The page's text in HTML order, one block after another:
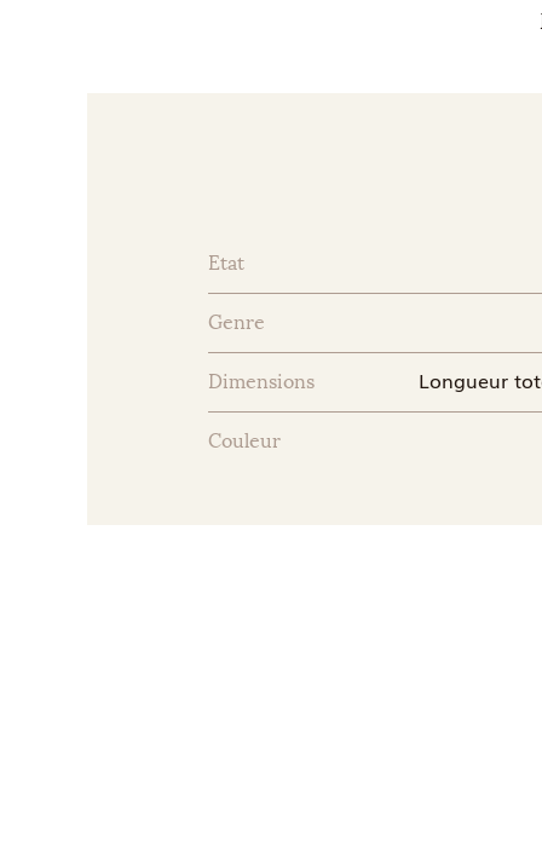
Etat
Genre
Dimensions Longueur
Couleur